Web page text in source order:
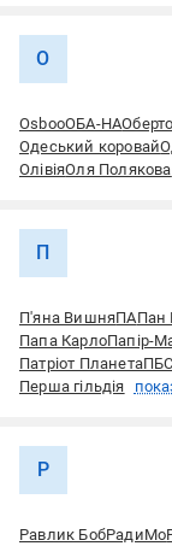
О
ОsbooОБА-НА
Одеський коровай
ОлівіяОля Полякова
П
П'яна ВишняПАПан
Папа КарлоПапір-
Патріот ПланетаПБС
Перша гільдія
Р
Равлик БобРадиМо